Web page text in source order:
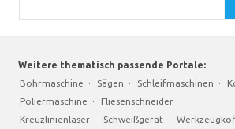
Weitere thematisch passende Portale:
Bohrmaschine · Sägen · Schleifmaschinen ·
Poliermaschine ·
Fliesenschneider
Kreuzlinienlaser · Schweißgerät ·